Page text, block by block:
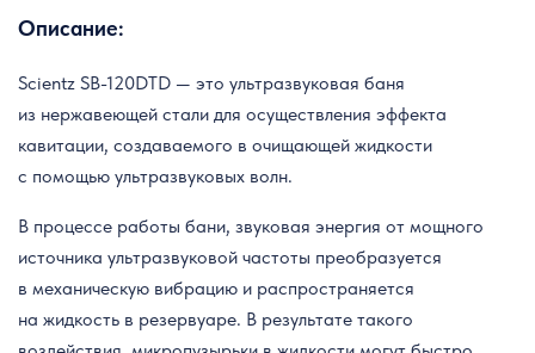
Описание:
Scientz SB-120DTD — это ультразвуковая баня
из нержавеющей стали для осуществления эффекта
кавитации, создаваемого в очищающей жидкости
с помощью ультразвуковых волн.
В процессе работы бани, звуковая энергия от мощного
источника ультразвуковой частоты преобразуется
в механическую вибрацию и распространяется
на жидкость в резервуаре. В результате такого